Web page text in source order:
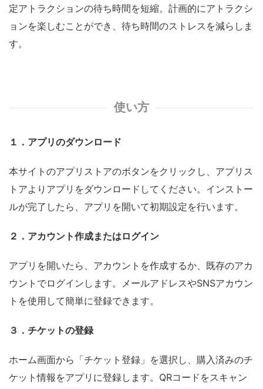
定アトラクションの待ち時間を短縮。計画的にアトラクシ
ョンを楽しむことができ、待ち時間のストレスを減らしま
す。
使い方
１．アプリのダウンロード
本サイトのアプリストアのボタンをクリックし、アプリス
トアよりアプリをダウンロードしてください。インストー
ルが完了したら、アプリを開いて初期設定を行います。
２．アカウント作成またはログイン
アプリを開いたら、アカウントを作成するか、既存のアカ
ウントでログインします。メールアドレスやSNSアカウン
トを使用して簡単に登録できます。
３．チケットの登録
ホーム画面から「チケット登録」を選択し、購入済みのチ
ケット情報をアプリに登録します。QRコードをスキャン